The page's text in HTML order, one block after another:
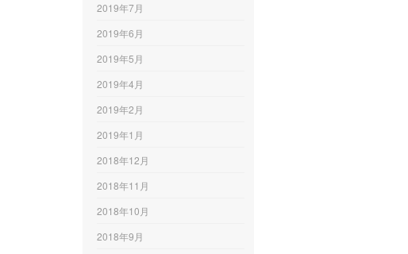
2019年7月
2019年6月
2019年5月
2019年4月
2019年2月
2019年1月
2018年12月
2018年11月
2018年10月
2018年9月